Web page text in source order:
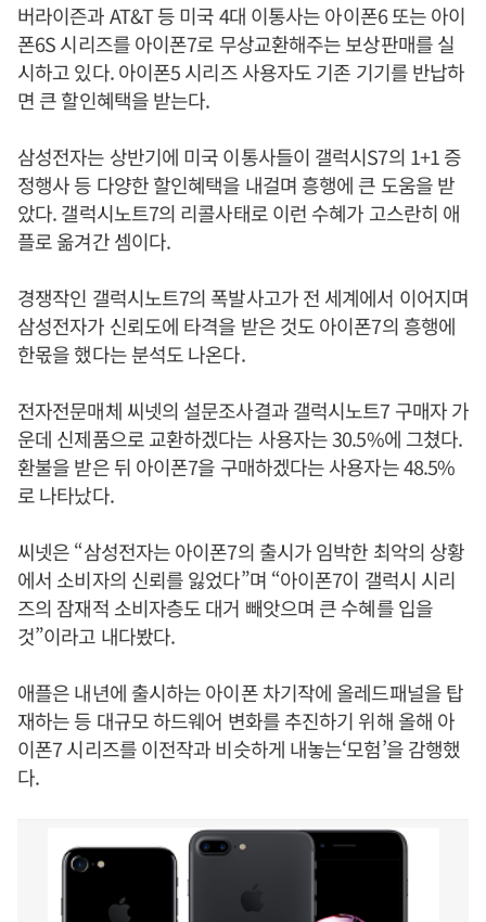
버라이즌과 AT&T 등 미국 4대 이통사는 아이폰6 또는 아이
폰6S 시리즈를 아이폰7로 무상교환해주는 보상판매를 실
시하고 있다. 아이폰5 시리즈 사용자도 기존 기기를 반납하
면 큰 할인혜택을 받는다.
삼성전자는 상반기에 미국 이통사들이 갤럭시S7의 1+1 증
정행사 등 다양한 할인혜택을 내걸며 흥행에 큰 도움을 받
았다. 갤럭시노트7의 리콜사태로 이런 수혜가 고스란히 애
플로 옮겨간 셈이다.
경쟁작인 갤럭시노트7의 폭발사고가 전 세계에서 이어지며
삼성전자가 신뢰도에 타격을 받은 것도 아이폰7의 흥행에
한몫을 했다는 분석도 나온다.
전자전문매체 씨넷의 설문조사결과 갤럭시노트7 구매자 가
운데 신제품으로 교환하겠다는 사용자는 30.5%에 그쳤다.
환불을 받은 뒤 아이폰7을 구매하겠다는 사용자는 48.5%
로 나타났다.
씨넷은 “삼성전자는 아이폰7의 출시가 임박한 최악의 상황
에서 소비자의 신뢰를 잃었다”며 “아이폰7이 갤럭시 시리
즈의 잠재적 소비자층도 대거 빼앗으며 큰 수혜를 입을
것”이라고 내다봤다.
애플은 내년에 출시하는 아이폰 차기작에 올레드패널을 탑
재하는 등 대규모 하드웨어 변화를 추진하기 위해 올해 아
이폰7 시리즈를 이전작과 비슷하게 내놓는‘모험’을 감행했
다.